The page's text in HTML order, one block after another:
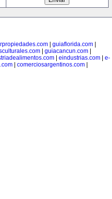
guiaflorida.com
guiacancun.com
| eindustrias.com| e-
comerciosargentinos.com